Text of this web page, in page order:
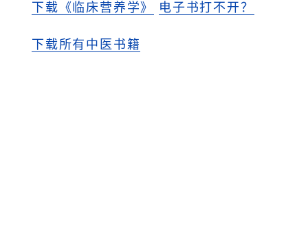
下载《临床营养学》 电子书打不开？
下载所有中医书籍